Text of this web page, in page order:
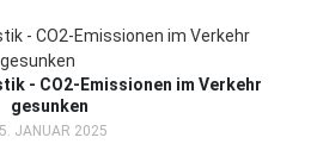
- CO2-Emissionen im Verkehr
gesunken
JANUAR 2025